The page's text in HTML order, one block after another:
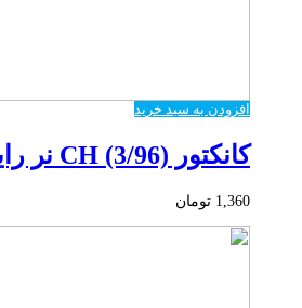
افزودن به سبد خرید
کانکتور CH (3/96) نر رایت 4 پین
1,360 تومان